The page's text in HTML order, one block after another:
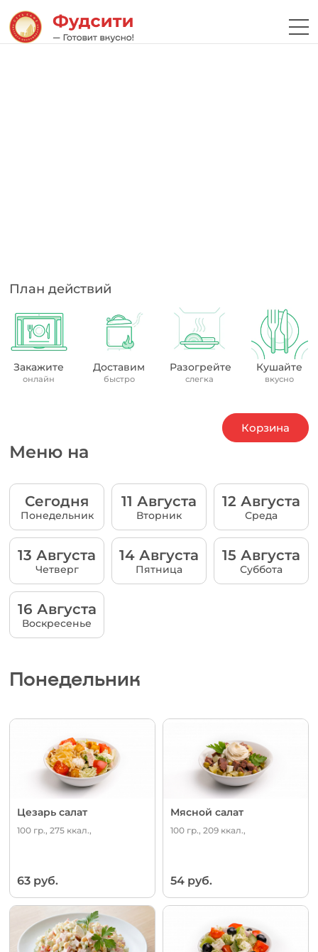
План действий
Закажите
онлайн
Доставим
быстро
Разогрейте
слегка
Кушайте
вкусно
Меню на
Сегодня
Понедельник
11 Августа
Вторник
12 Августа
Среда
13 Августа
Четверг
14 Августа
Пятница
15 Августа
Суббота
16 Августа
Воскресенье
Понедельник
Цезарь салат
100 гр., 275 ккал.,
63 руб.
Мясной салат
100 гр., 209 ккал.,
54 руб.
Корзина